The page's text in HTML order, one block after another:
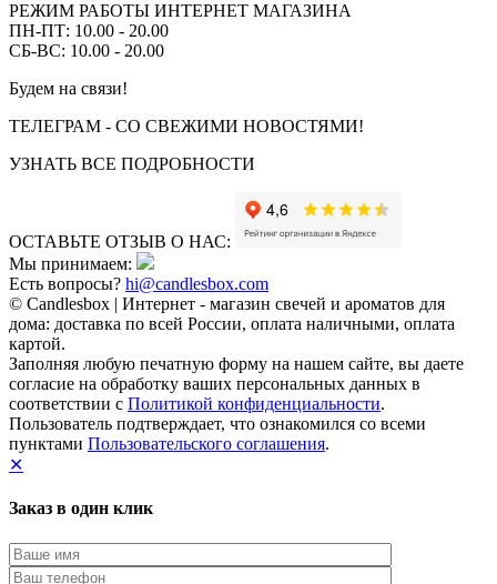
РЕЖИМ РАБОТЫ ИНТЕРНЕТ МАГАЗИНА
ПН-ПТ: 10.00 - 20.00
СБ-ВС: 10.00 - 20.00
Будем на связи!
ТЕЛЕГРАМ - СО СВЕЖИМИ НОВОСТЯМИ!
УЗНАТЬ ВСЕ ПОДРОБНОСТИ
ОСТАВЬТЕ ОТЗЫВ О НАС:
Мы принимаем:
Есть вопросы? hi@candlesbox.com
© Candlesbox | Интернет - магазин свечей и ароматов для
дома: доставка по всей России, оплата наличными, оплата
картой.
Заполняя любую печатную форму на нашем сайте, вы даете
согласие на обработку ваших персональных данных в
соответствии с Политикой конфиденциальности.
Пользователь подтверждает, что ознакомился со всеми
пунктами Пользовательского соглашения.
✕
Заказ в один клик